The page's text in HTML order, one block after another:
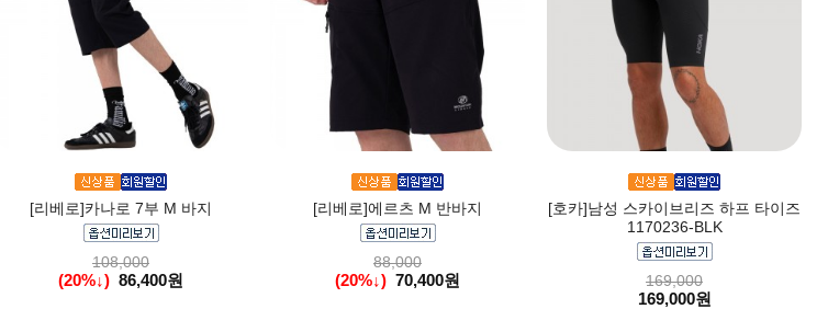
[리베로]카나로 7부 M 바지
108,000
(20%↓) 86,400원
[리베로]에르츠 M 반바지
88,000
(20%↓) 70,400원
[호카]남성 스카이브리즈 하프 타이즈
1170236-BLK
169,000
169,000원